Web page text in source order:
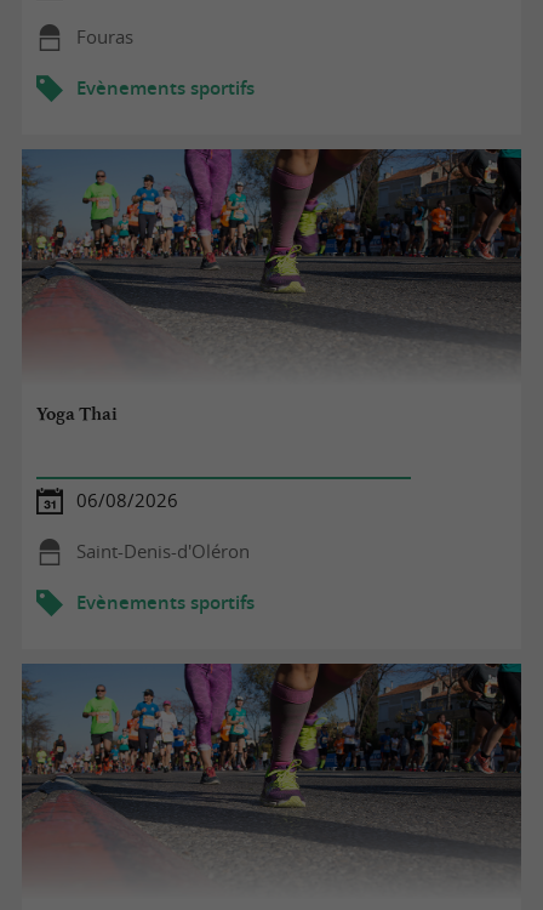
Fouras
Evènements sportifs
Yoga Thai
06/08/2026
Saint-Denis-d'Oléron
Evènements sportifs